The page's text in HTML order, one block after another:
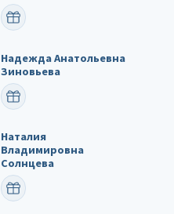
ПОЗДРАВИТЬ
Надежда Анатольевна
Зиновьева
ПОЗДРАВИТЬ
Наталия
Владимировна
Солнцева
ПОЗДРАВИТЬ